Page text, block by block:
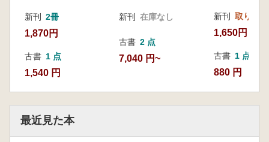
新刊 2冊
1,870円
古書 1 点
1,540 円
新刊 在庫なし
古書 2 点
7,040 円~
新刊 取り寄せ
1,650円
古書 1 点
880 円
最近見た本